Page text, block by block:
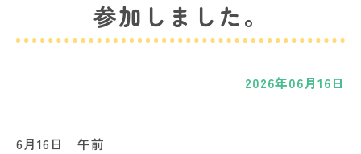
参加しました。
2026年06月16日
6月16日 午前